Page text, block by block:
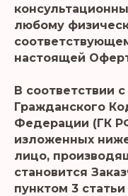
любому
настоящей
В соответствии
Гражданского
Федерации (ГК
изложенных
лицо,
становится
пунктом 3